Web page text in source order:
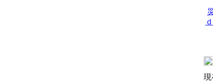
現